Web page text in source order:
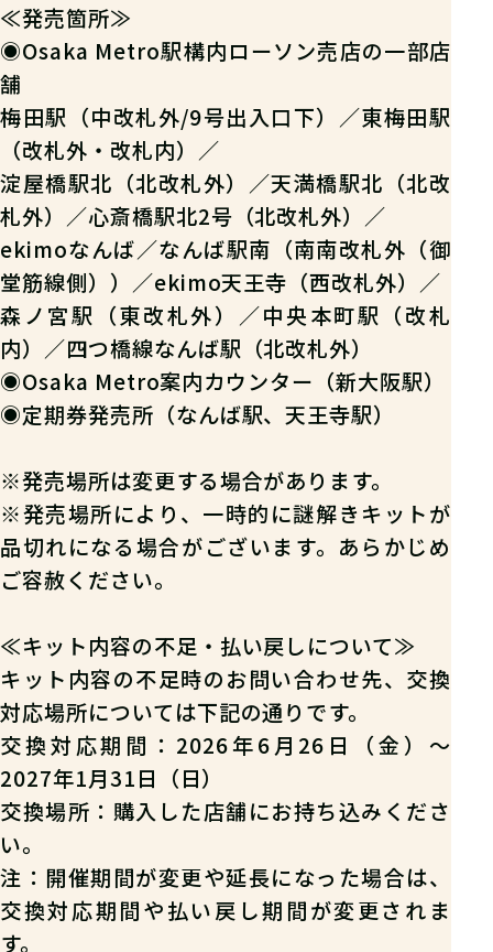
≪発売箇所≫
◉Osaka Metro駅構内ローソン売店の一部店
舗
梅田駅（中改札外/9号出入口下）／東梅田駅
（改札外・改札内）／
淀屋橋駅北（北改札外）／天満橋駅北（北改
札外）／心斎橋駅北2号（北改札外）／
ekimoなんば／なんば駅南（南南改札外（御
堂筋線側））／ekimo天王寺（西改札外）／
森ノ宮駅（東改札外）／中央本町駅（改札
内）／四つ橋線なんば駅（北改札外）
◉Osaka Metro案内カウンター（新大阪駅）
◉定期券発売所（なんば駅、天王寺駅）
※発売場所は変更する場合があります。
※発売場所により、一時的に謎解きキットが
品切れになる場合がございます。あらかじめ
ご容赦ください。
≪キット内容の不足・払い戻しについて≫
キット内容の不足時のお問い合わせ先、交換
対応場所については下記の通りです。
交換対応期間：2026年6月26日（金）～
2027年1月31日（日）
交換場所：購入した店舗にお持ち込みくださ
い。
注：開催期間が変更や延長になった場合は、
交換対応期間や払い戻し期間が変更されま
す。